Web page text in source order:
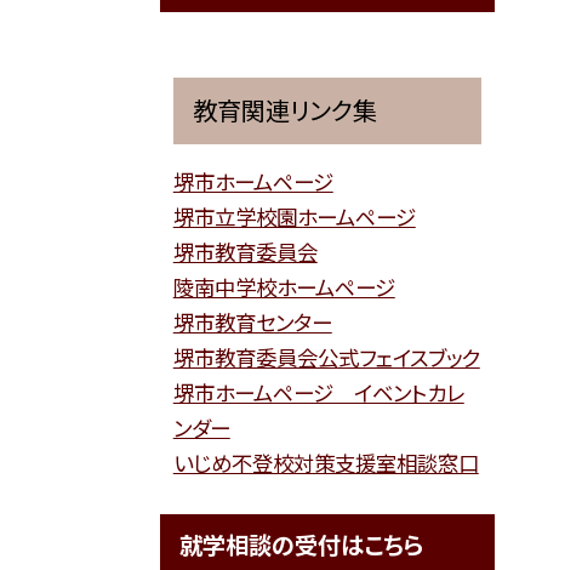
教育関連リンク集
堺市ホームページ
堺市立学校園ホームページ
堺市教育委員会
陵南中学校ホームページ
堺市教育センター
堺市教育委員会公式フェイスブック
堺市ホームページ イベントカレ
ンダー
いじめ不登校対策支援室相談窓口
就学相談の受付はこちら